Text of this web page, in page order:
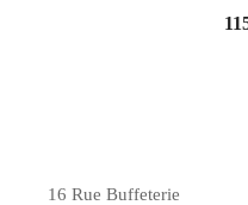
16 Rue Buffeterie